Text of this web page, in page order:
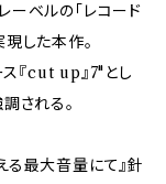
ーベルの「レコード
した本作。
『cut up』7"とし
される。
る最大音量にて』針